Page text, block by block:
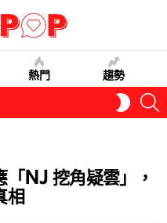
熱門 趨勢
SKIN
「NJ 挖角疑雲」，
相